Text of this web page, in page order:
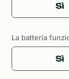
Sì
La batteria
Sì